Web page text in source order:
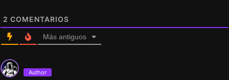
Contenido especial
Escena rehecha de la felación de Beatrice.
Escena rehecha de la felación de Sasha.
2 COMENTARIOS
Más antiguos
Author